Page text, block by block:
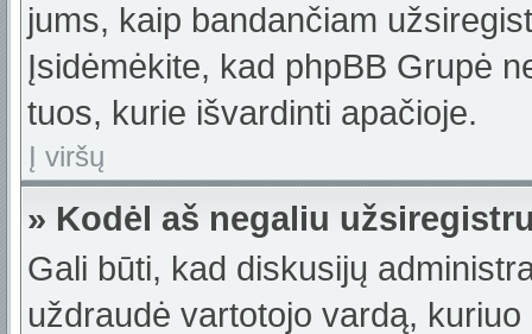
jums, kaip bandančiam
Įsidėmėkite, kad phpBB Grupė
tuos, kurie išvardinti apačioje.
Į viršų
» Kodėl aš negaliu
Gali būti, kad diskusijų
uždraudė vartotojo vardą,